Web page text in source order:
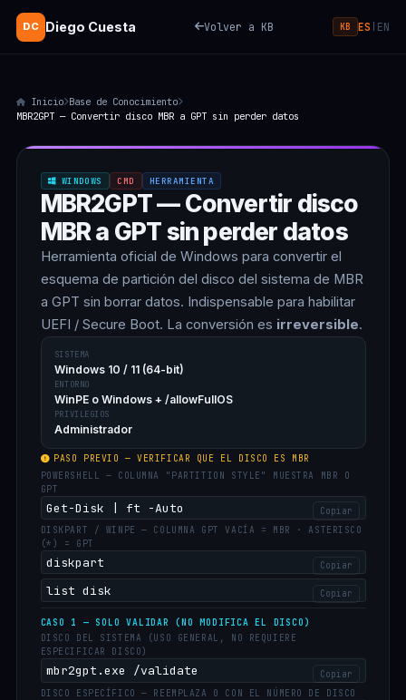
DC Diego Cuesta Volver a KB KB ES EN
Inicio Base de Conocimiento
MBR2GPT — Convertir disco MBR a GPT sin perder datos
WINDOWS CMD HERRAMIENTA
MBR2GPT — Convertir disco
MBR a GPT sin perder datos
Herramienta oficial de Windows para convertir el
esquema de partición del disco del sistema de MBR
a GPT sin borrar datos. Indispensable para habilitar
UEFI / Secure Boot. La conversión es irreversible.
SISTEMA
Windows 10 / 11 (64-bit)
ENTORNO
WinPE o Windows + /allowFullOS
PRIVILEGIOS
Administrador
PASO PREVIO — VERIFICAR QUE EL DISCO ES MBR
POWERSHELL — COLUMNA "PARTITION STYLE" MUESTRA MBR O
GPT
Get-Disk | ft -Auto
Copiar
DISKPART / WINPE — COLUMNA GPT VACÍA = MBR · ASTERISCO
(*) = GPT
diskpart Copiar
list disk Copiar
CASO 1 — SOLO VALIDAR (NO MODIFICA EL DISCO)
DISCO DEL SISTEMA (USO GENERAL, NO REQUIERE
ESPECIFICAR DISCO)
mbr2gpt.exe /validate
Copiar
DISCO ESPECÍFICO — REEMPLAZA 0 CON EL NÚMERO DE DISCO